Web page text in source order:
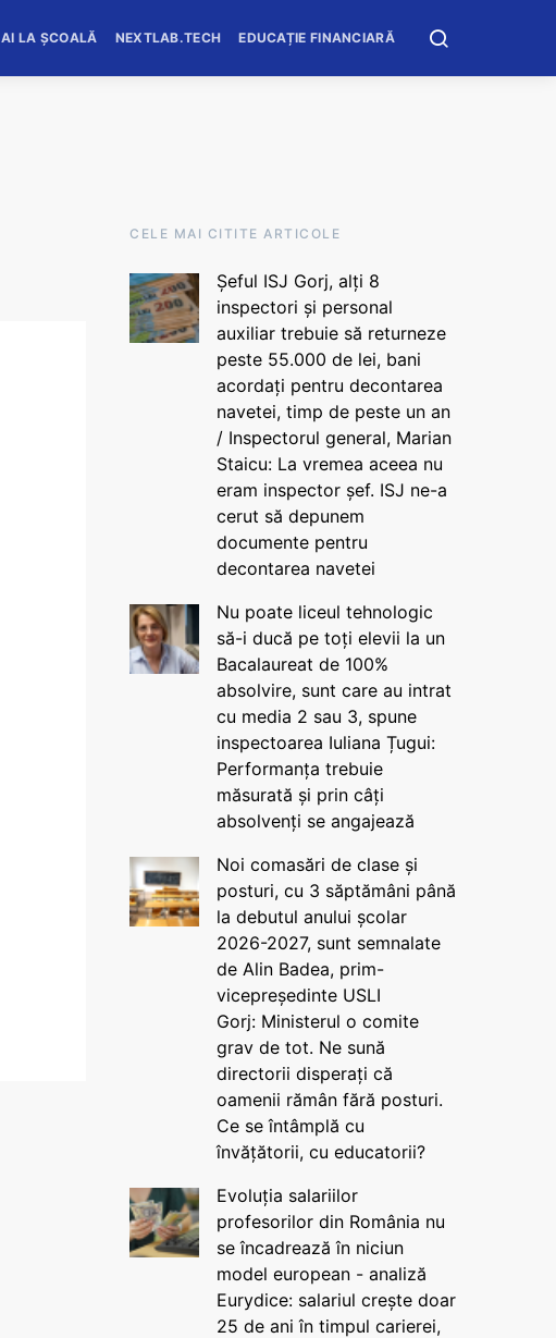
AI LA ȘCOALĂ NEXTLAB.TECH EDUCAȚIE FINANCIARĂ
CELE MAI CITITE ARTICOLE
Șeful ISJ Gorj, alți 8
inspectori și personal
auxiliar trebuie să returneze
peste 55.000 de lei, bani
acordați pentru decontarea
navetei, timp de peste un an
/ Inspectorul general, Marian
Staicu: La vremea aceea nu
eram inspector șef. ISJ ne-a
cerut să depunem
documente pentru
decontarea navetei
Nu poate liceul tehnologic
să-i ducă pe toți elevii la un
Bacalaureat de 100%
absolvire, sunt care au intrat
cu media 2 sau 3, spune
inspectoarea Iuliana Țugui:
Performanța trebuie
măsurată și prin câți
absolvenți se angajează
Noi comasări de clase și
posturi, cu 3 săptămâni până
la debutul anului școlar
2026-2027, sunt semnalate
de Alin Badea, prim-
vicepreședinte USLI
Gorj: Ministerul o comite
grav de tot. Ne sună
directorii disperați că
oamenii rămân fără posturi.
Ce se întâmplă cu
învățătorii, cu educatorii?
Evoluția salariilor
profesorilor din România nu
se încadrează în niciun
model european - analiză
Eurydice: salariul crește doar
25 de ani în timpul carierei,